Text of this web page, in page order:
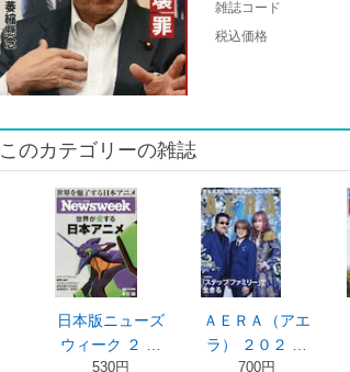
雑誌コード
税込価格
このカテゴリーの雑誌
日本版ニューズ
ウィーク ２ …
530円
ＡＥＲＡ（アエ
ラ） ２０２ …
700円